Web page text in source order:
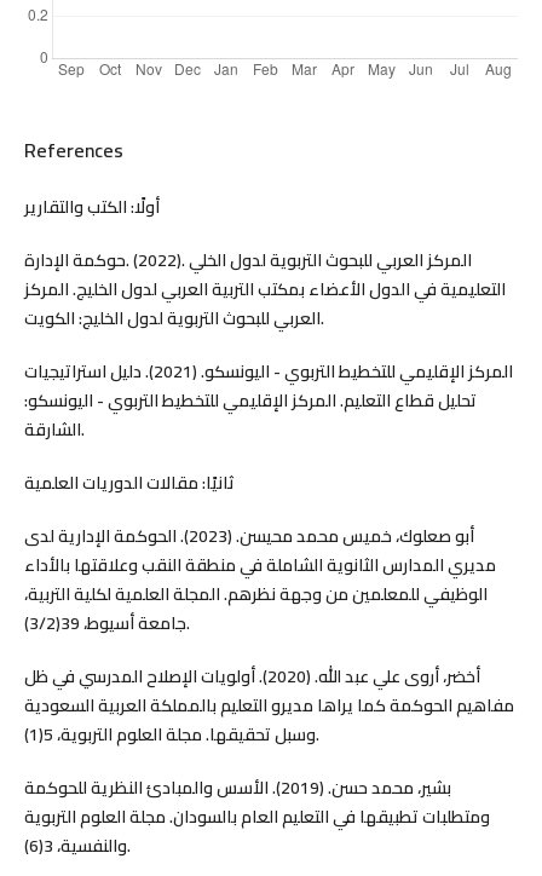
References
أولًا: الكتب والتقارير
المركز العربي للبحوث التربوية لدول الخلي .(2022) .حوكمة الإدارة
التعليمية في الدول الأعضاء بمكتب التربية العربي لدول الخليج. المركز
العربي للبحوث التربوية لدول الخليج: الكويت.
المركز الإقليمي للتخطيط التربوي - اليونسكو. (2021). دليل استراتيجيات
تحليل قطاع التعليم. المركز الإقليمي للتخطيط التربوي - اليونسكو:
الشارقة.
ثانيًا: مقالات الدوريات العلمية
أبو صعلوك، خميس محمد محيسن. (2023). الحوكمة الإدارية لدى
مديري المدارس الثانوية الشاملة في منطقة النقب وعلاقتها بالأداء
الوظيفي للمعلمين من وجهة نظرهم. المجلة العلمية لكلية التربية،
جامعة أسيوط، 39(3/2).
أخضر، أروى علي عبد الله. (2020). أولويات الإصلاح المدرسي في ظل
مفاهيم الحوكمة كما يراها مديرو التعليم بالمملكة العربية السعودية
وسبل تحقيقها. مجلة العلوم التربوية، 5(1).
بشير، محمد حسن. (2019). الأسس والمبادئ النظرية للحوكمة
ومتطلبات تطبيقها في التعليم العام بالسودان. مجلة العلوم التربوية
والنفسية، 3(6).